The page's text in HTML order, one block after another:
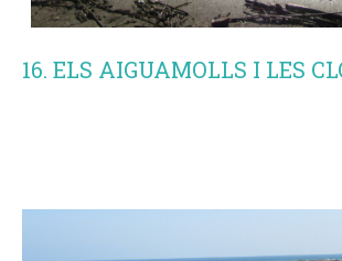
16. ELS AIGUAMOLLS I LES